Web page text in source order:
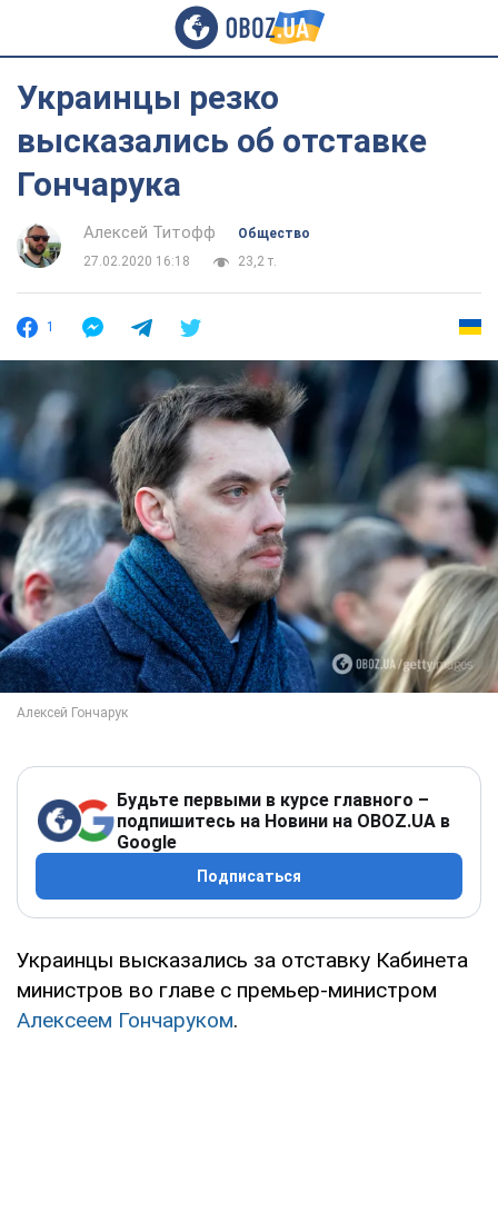
Украинцы резко
высказались об отставке
Гончарука
Алексей Титофф
Общество
27.02.2020 16:18
23,2 т.
1
Будьте первыми в курсе главного –
подпишитесь на Новини на OBOZ.UA в
Google
Подписаться
Украинцы высказались за отставку Кабинета
министров во главе с премьер-министром
Алексеем Гончаруком.